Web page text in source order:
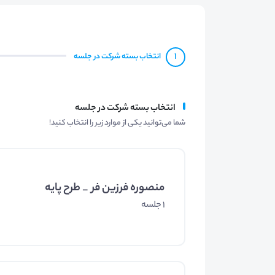
1 انتخاب بسته شرکت در جلسه
انتخاب بسته شرکت در جلسه
شما می‌توانید یکی از موارد زیر را انتخاب کنید!
منصوره فرزین فر _ طرح پایه
1 جلسه